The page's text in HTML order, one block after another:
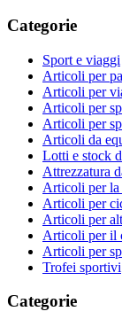
Categorie
Sport e viaggi
Articoli per
Articoli per
Articoli per
Articoli per
Articoli da
Lotti e stock
Attrezzatura
Articoli per la
Articoli per
Articoli per
Articoli per il
Articoli per
Trofei sportivi
Categorie